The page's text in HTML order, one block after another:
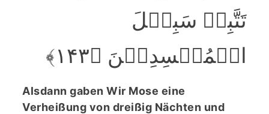
تَتَّبِعۡ سَبِیۡلَ
الۡمُفۡسِدِیۡنَ ﴿۱۴۳﴾
Alsdann gaben Wir Mose eine
Verheißung von dreißig Nächten und